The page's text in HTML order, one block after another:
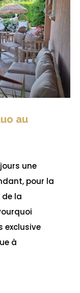
au
une
pour la
la
exclusive
à